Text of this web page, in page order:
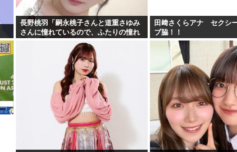
長野桃羽「嗣永桃子さんと道重さゆみ
さんに憧れているので、ふたりの憧れ
の部分をぎゅっと集めた存在になり
田﨑さくらアナ セクシ
ブ脇！！